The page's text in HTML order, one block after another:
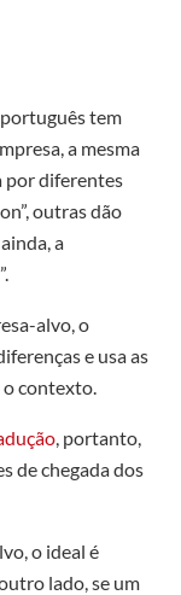
tem
a mesma
por diferentes
outras dão
a
alvo, o
e usa as
o contexto.
, portanto,
de chegada dos
o ideal é
lado, se um